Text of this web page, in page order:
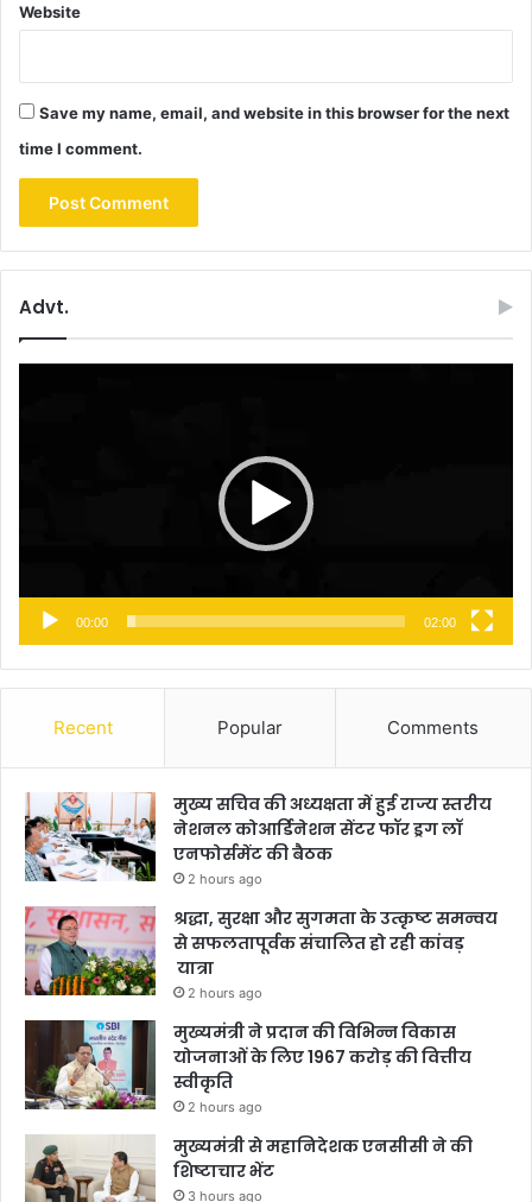
Website
Save my name, email, and website in this browser for the next
time I comment.
Advt.
00:00 02:00
Recent Popular Comments
मुख्य सचिव की अध्यक्षता में हुई राज्य स्तरीय
नेशनल कोआर्डिनेशन सेंटर फॉर ड्रग लॉ
एनफोर्समेंट की बैठक
2 hours ago
श्रद्धा, सुरक्षा और सुगमता के उत्कृष्ट समन्वय
से सफलतापूर्वक संचालित हो रही कांवड़
यात्रा
2 hours ago
मुख्यमंत्री ने प्रदान की विभिन्न विकास
योजनाओं के लिए 1967 करोड़ की वित्तीय
स्वीकृति
2 hours ago
मुख्यमंत्री से महानिदेशक एनसीसी ने की
शिष्टाचार भेंट
3 hours ago